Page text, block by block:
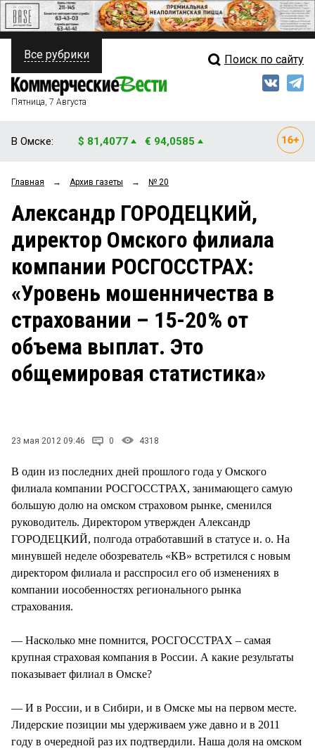
ПОЛИТИКА
ФИНАНСЫ
ОБЩЕСТВО
ЗАКОН
НОВОСТИ КОМПАНИЙ
ПРОИСШЕСТВИЯ
СТИЛЬ ЖИЗНИ
Свежий выпуск
Рейтинги
Блоги
Архив
Все рубрики Поиск по сайту
Пятница, 7 Августа
В Омске: $ 81,4077 € 94,0585
Главная → Архив газеты → № 20
Александр ГОРОДЕЦКИЙ,
директор Омского филиала
компании РОСГОССТРАХ:
«Уровень мошенничества в
страховании – 15-20% от
объема выплат. Это
общемировая статистика»
23 мая 2012 09:46 0 4318
В один из последних дней прошлого года у Омского
филиала компании РОСГОССТРАХ, занимающего самую
большую долю на омском страховом рынке, сменился
руководитель. Директором утвержден Александр
ГОРОДЕЦКИЙ, полгода отработавший в статусе и. о. На
минувшей неделе обозреватель «КВ» встретился с новым
директором филиала и расспросил его об изменениях в
компании иособенностях регионального рынка
страхования.
— Насколько мне помнится, РОСГОССТРАХ – самая
крупная страховая компания в России. А какие результаты
показывает филиал в Омске?
— И в России, и в Сибири, и в Омске мы на первом месте.
Лидерские позиции мы удерживаем уже давно и в 2011
году в очередной раз их подтвердили. Наша доля на омском